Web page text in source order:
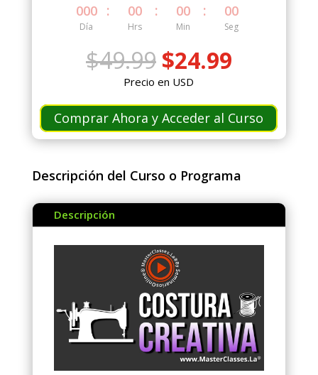
000
Día
: 00
Hrs
: 00
Min
: 00
Seg
$49.99 El
precio
original
era:
$49.99.
$24.99El
es:
$24.99.
Precio en USD
Comprar Ahora y Acceder al Curso
Descripción del Curso o Programa
Descripción